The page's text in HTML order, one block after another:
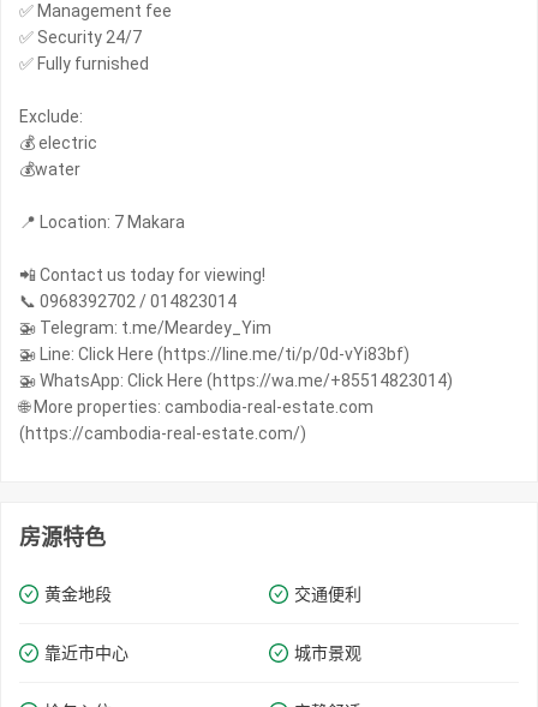
✅ Management fee
✅ Security 24/7
✅ Fully furnished
Exclude:
💰 electric
💰water
📍 Location: 7 Makara
📲 Contact us today for viewing!
📞 0968392702 / 014823014
🚁 Telegram: t.me/Meardey_Yim
🚁 Line: Click Here (https://line.me/ti/p/0d-vYi83bf)
🚁 WhatsApp: Click Here (https://wa.me/+85514823014)
🌐 More properties: cambodia-real-estate.com
(https://cambodia-real-estate.com/)
房源特色
黄金地段 交通便利
靠近市中心 城市景观